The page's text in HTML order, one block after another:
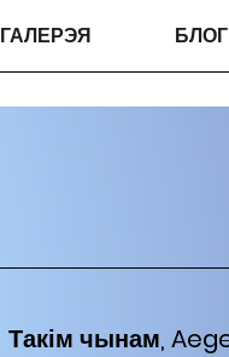
ГАЛЕРЭЯ БЛОГ
Такім чынам,